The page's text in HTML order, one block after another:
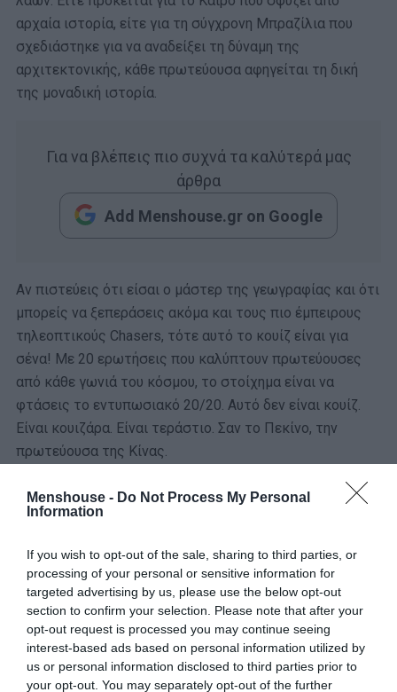
Menshouse - Do Not Process My Personal
Information
If you wish to opt-out of the sale, sharing to third parties, or
processing of your personal or sensitive information for
targeted advertising by us, please use the below opt-out
section to confirm your selection. Please note that after your
opt-out request is processed you may continue seeing
interest-based ads based on personal information utilized by
us or personal information disclosed to third parties prior to
your opt-out. You may separately opt-out of the further
αρχαία ιστορία, είτε για τη σύγχρονη Μπραζίλια που
σχεδιάστηκε για να αναδείξει τη δύναμη της
αρχιτεκτονικής, κάθε πρωτεύουσα αφηγείται τη δική
της μοναδική ιστορία.
Για να βλέπεις πιο συχνά τα καλύτερά μας
άρθρα
Add Menshouse.gr on Google
Αν πιστεύεις ότι είσαι ο μάστερ της γεωγραφίας και ότι
μπορείς να ξεπεράσεις ακόμα και τους πιο έμπειρους
τηλεοπτικούς Chasers, τότε αυτό το κουίζ είναι για
σένα! Με 20 ερωτήσεις που καλύπτουν πρωτεύουσες
από κάθε γωνιά του κόσμου, το στοίχημα είναι να
φτάσεις το εντυπωσιακό 20/20. Αυτό δεν είναι κουίζ.
Είναι κουιζάρα. Είναι τεράστιο. Σαν το Πεκίνο, την
πρωτεύουσα της Κίνας.
Έτοιμος να δοκιμάσεις τις γνώσεις σου και να
βρεις την κάθε πρωτεύουσα;
Ποια είναι η πρωτεύουσα της
Σουηδίας;